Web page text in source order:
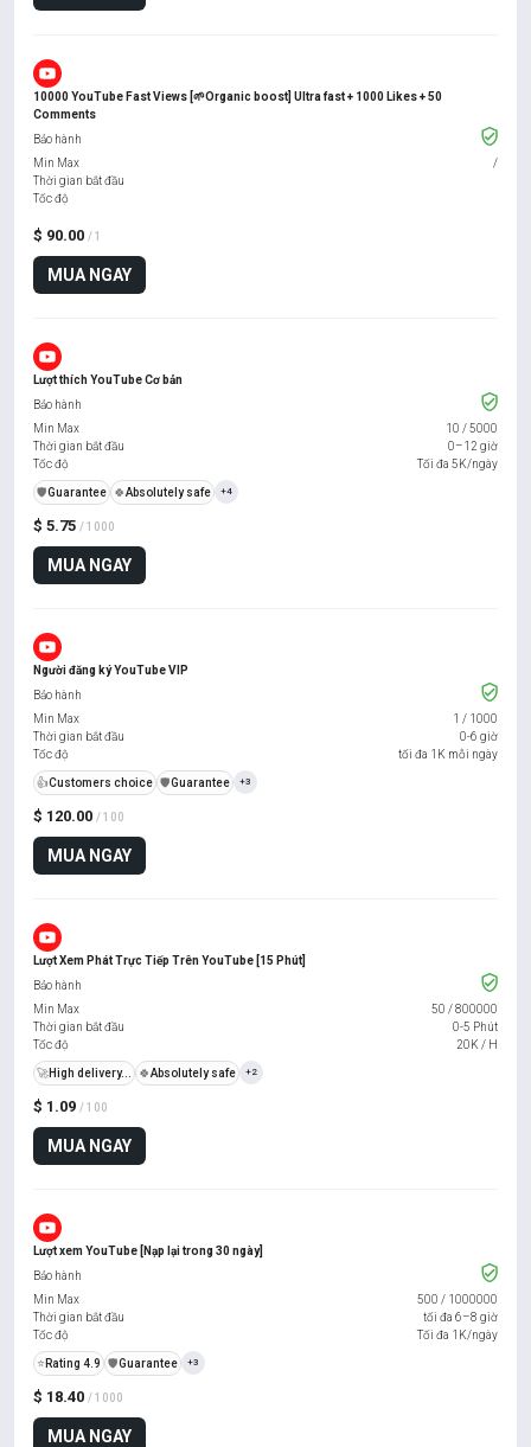
10000 YouTube Fast Views [🌱Organic boost] Ultra fast + 1000 Likes + 50
Comments
$ 90.00 / 1
MUA NGAY
Bảo hành
Min Max
/
Thời gian bắt đầu
Tốc độ
Lượt thích YouTube Cơ bản
$ 5.75 / 1000
MUA NGAY
Bảo hành
Min Max
10 /5000
Thời gian bắt đầu
0–12 giờ
Tốc độ
Tối đa 5K/ngày
️🛡️Guarantee 🍀Absolutely safe +4
Người đăng ký YouTube VIP
$ 120.00 / 100
MUA NGAY
Bảo hành
Min Max
1 / 1000
Thời gian bắt đầu
0-6 giờ
Tốc độ
tối đa 1K mỗi ngày
👍Customers choice ️🛡️Guarantee +3
Lượt Xem Phát Trực Tiếp Trên YouTube [15 Phút]
$ 1.09 / 100
MUA NGAY
Bảo hành
Min Max
50 /800000
Thời gian bắt đầu
0-5 Phút
Tốc độ
20K / H
🚀High delivery... 🍀Absolutely safe +2
Lượt xem YouTube [Nạp lại trong 30 ngày]
$ 18.40 / 1000
MUA NGAY
Bảo hành
Min Max
500 / 1000000
Thời gian bắt đầu
tối đa 6–8 giờ
Tốc độ
Tối đa 1K/ngày
⭐ Rating 4.9 ️🛡️Guarantee +3